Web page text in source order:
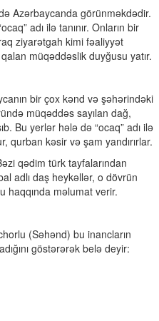
də Azərbaycanda görünməkdədir.
adı ilə tanınır. Onların bir
ziyarətgah kimi fəaliyyət
müqəddəslik duyğusu yatır.
bir çox kənd və şəhərindəki
müqəddəs sayılan dağ,
Bu yerlər hələ də “ocaq” adı ilə
qurban kəsir və şam yandırırlar.
qədim türk tayfalarından
adlı daş heykəllər, o dövrün
haqqında məlumat verir.
(Səhənd) bu inancların
göstərərək belə deyir: